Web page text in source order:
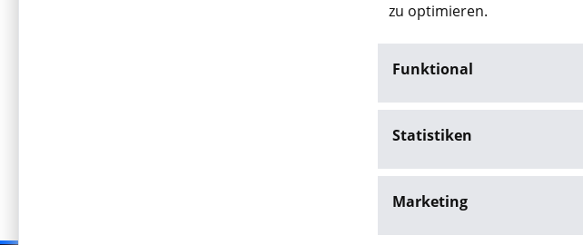
zu optimieren.
Funktional
Statistiken
Marketing